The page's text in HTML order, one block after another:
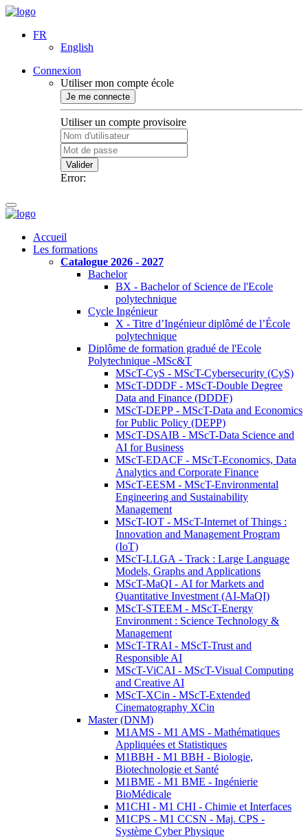
FR
English
Connexion
Utiliser mon compte école
Je me connecte
Utiliser un compte provisoire
Valider
Error:
Accueil
Les formations
Catalogue 2026 - 2027
Bachelor
BX - Bachelor of Science de l'Ecole
polytechnique
Cycle Ingénieur
X - Titre d’Ingénieur diplômé de l’École
polytechnique
Diplôme de formation gradué de l'Ecole
Polytechnique -MSc&T
MScT-CyS - MScT-Cybersecurity (CyS)
MScT-DDDF - MScT-Double Degree
Data and Finance (DDDF)
MScT-DEPP - MScT-Data and Economics
for Public Policy (DEPP)
MScT-DSAIB - MScT-Data Science and
AI for Business
MScT-EDACF - MScT-Economics, Data
Analytics and Corporate Finance
MScT-EESM - MScT-Environmental
Engineering and Sustainability
Management
MScT-IOT - MScT-Internet of Things :
Innovation and Management Program
(IoT)
MScT-LLGA - Track : Large Language
Models, Graphs and Applications
MScT-MaQI - AI for Markets and
Quantitative Investment (AI-MaQI)
MScT-STEEM - MScT-Energy
Environment : Science Technology &
Management
MScT-TRAI - MScT-Trust and
Responsible AI
MScT-ViCAI - MScT-Visual Computing
and Creative AI
MScT-XCin - MScT-Extended
Cinematography XCin
Master (DNM)
M1AMS - M1 AMS - Mathématiques
Appliquées et Statistiques
M1BBH - M1 BBH - Biologie,
Biotechnologie et Santé
M1BME - M1 BME - Ingénierie
BioMédicale
M1CHI - M1 CHI - Chimie et Interfaces
M1CPS - M1 CCSN - Maj. CPS -
Système Cyber Physique